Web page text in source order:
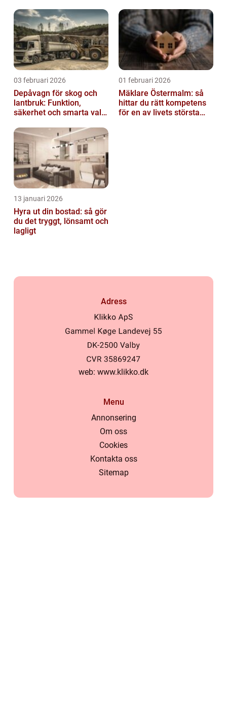
03 februari 2026
Depåvagn för skog och
lantbruk: Funktion,
säkerhet och smarta val
01 februari 2026
Mäklare Östermalm: så
hittar du rätt kompetens
för en av livets största
13 januari 2026
Hyra ut din bostad: så gör
du det tryggt, lönsamt och
lagligt
Adress
web: www.klikko.dk
Menu
Annonsering
Om oss
Cookies
Kontakta oss
Sitemap